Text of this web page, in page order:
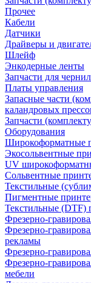
Прочее
Кабели
Датчики
Драйверы и
Шлейф
Энкодерные ленты
Запчасти для
Платы управления
Запасные части
каландровых
Запчасти
Оборудования
Широкоформатные
Экосольвентные
UV
Сольвентные
Текстильные
Пигментные
Текстильные (DTF)
Фрезерно-
Фрезерно-
рекламы
Фрезерно-
Фрезерно-
мебели